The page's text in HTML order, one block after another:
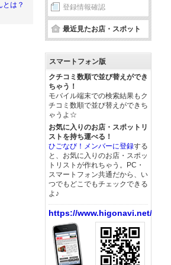
とは？ 登録情報確認
最近見たお店・スポット
スマートフォン版
クチコミ数順で並び替えができ
ちゃう！
モバイル端末での検索結果もク
チコミ数順で並び替えができち
ゃうよ☆
お気に入りのお店・スポットリ
ストを持ち運べる！
ひごなび！メンバーに登録する
と、お気に入りのお店・スポッ
トリストが作れちゃう。PC・
スマートフォン共通だから、い
つでもどこでもチェックできる
よ♪
https://www.higonavi.net/